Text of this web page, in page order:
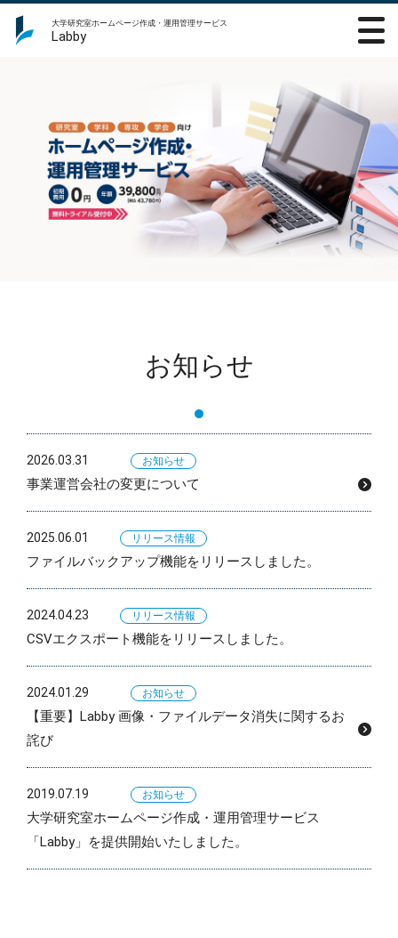
大学研究室ホームページ作成・運用管理サービス
Labby
お知らせ
2026.03.31 お知らせ
事業運営会社の変更について
2025.06.01 リリース情報
ファイルバックアップ機能をリリースしました。
2024.04.23 リリース情報
CSVエクスポート機能をリリースしました。
2024.01.29 お知らせ
【重要】Labby 画像・ファイルデータ消失に関するお
詫び
2019.07.19 お知らせ
大学研究室ホームページ作成・運用管理サービス
「Labby」を提供開始いたしました。